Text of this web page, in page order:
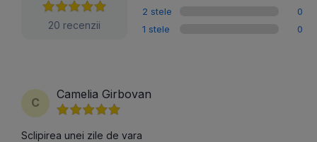
20 recenzii
2 stele
0
1 stele
0
C
Camelia Girbovan
Sclipirea unei zile de vara